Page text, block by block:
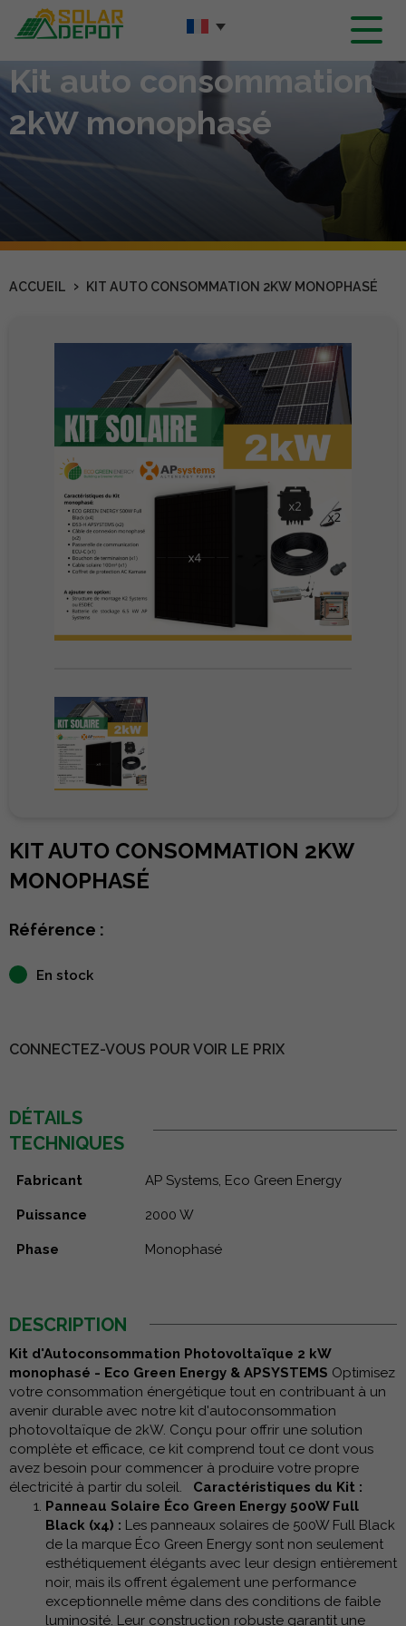
Contenu
principal
Kit auto consommation
2kW monophasé
ACCUEIL › KIT AUTO CONSOMMATION 2KW MONOPHASÉ
KIT AUTO CONSOMMATION 2KW
MONOPHASÉ
Référence :
En stock
CONNECTEZ-VOUS POUR VOIR LE PRIX
DÉTAILS
TECHNIQUES
Fabricant AP Systems, Eco Green Energy
Puissance 2000 W
Phase Monophasé
DESCRIPTION
Kit d'Autoconsommation Photovoltaïque 2 kW
monophasé - Eco Green Energy & APSYSTEMS Optimisez
votre consommation énergétique tout en contribuant à un
avenir durable avec notre kit d'autoconsommation
photovoltaïque de 2kW. Conçu pour offrir une solution
complète et efficace, ce kit comprend tout ce dont vous
avez besoin pour commencer à produire votre propre
électricité à partir du soleil. Caractéristiques du Kit :
Panneau Solaire Éco Green Energy 500W Full
Black (x4) : Les panneaux solaires de 500W Full Black
de la marque Éco Green Energy sont non seulement
esthétiquement élégants avec leur design entièrement
noir, mais ils offrent également une performance
exceptionnelle même dans des conditions de faible
luminosité. Leur construction robuste garantit une